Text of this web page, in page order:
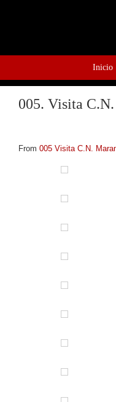
Inicio
005. Visita
From 005 Visita C.N.